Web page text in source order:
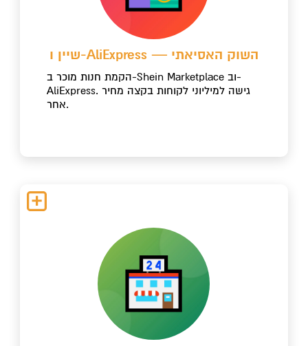
שיין ו-AliExpress — השוק האסיאתי
הקמת חנות מוכר ב-Shein Marketplace וב-
AliExpress. גישה למיליוני לקוחות בקצה מחיר
אחר.